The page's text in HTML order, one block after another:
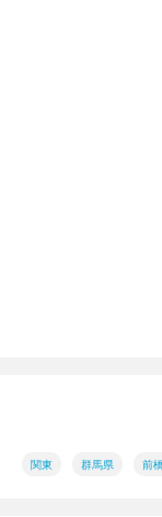
関東 群馬県 前